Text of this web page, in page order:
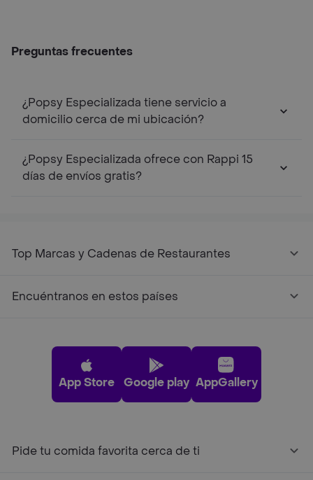
Preguntas frecuentes
¿Popsy Especializada tiene servicio a
domicilio cerca de mi ubicación?
¿Popsy Especializada ofrece con Rappi 15
días de envíos gratis?
Top Marcas y Cadenas de Restaurantes
Encuéntranos en estos países
App Store Google play AppGallery
Pide tu comida favorita cerca de ti